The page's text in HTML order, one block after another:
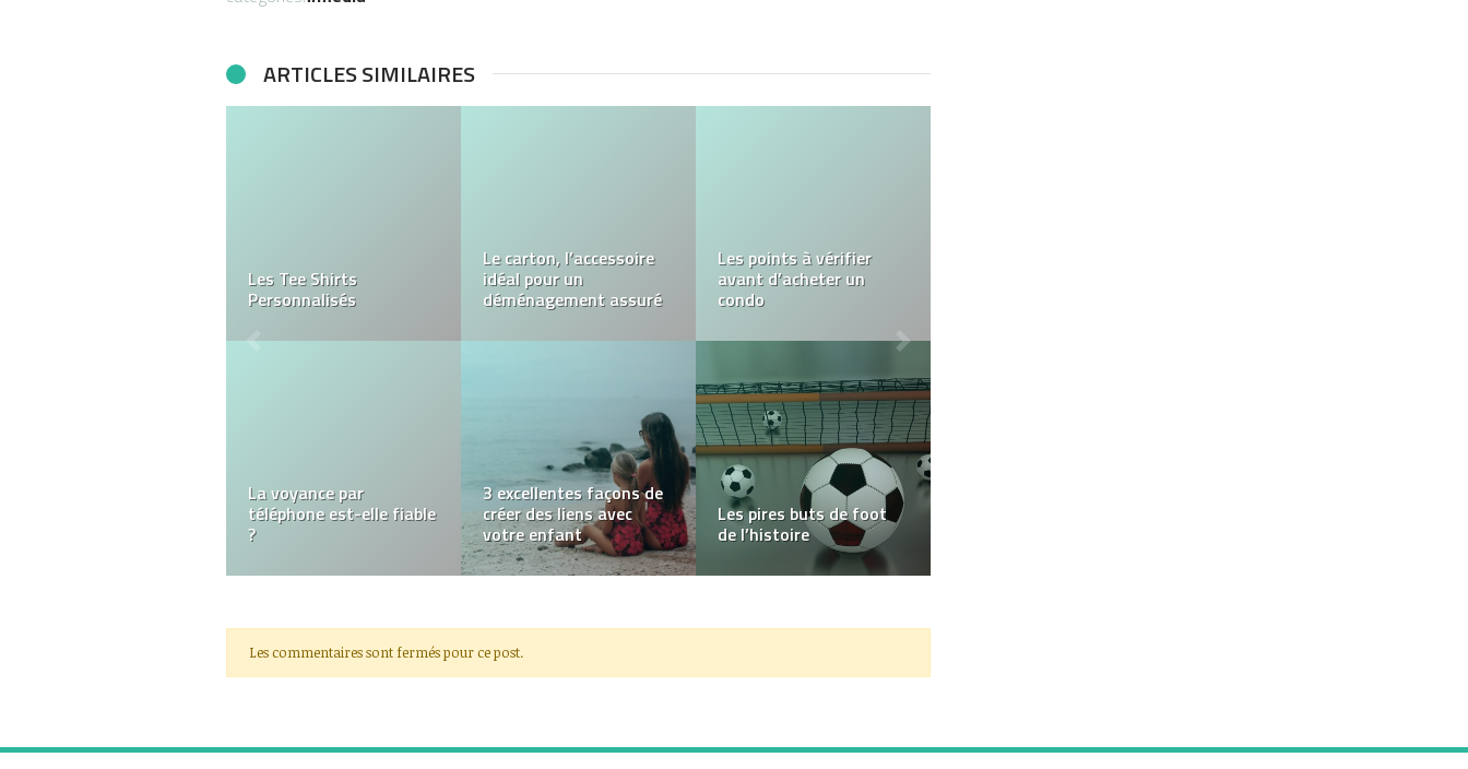
ARTICLES SIMILAIRES
industries les plus
touchées
3 petits travaux pour
entretenir sa maison
Comment bien choisir sa
trousse de toilette ?
Bureau à domicile –
travail efficace dans
notre maison
Habillez vos vacances
avec de bonnes idées de
costumes d’Halloween
Le Top 5 des meilleures
séries originales Netflix
Les commentaires sont fermés pour ce post.